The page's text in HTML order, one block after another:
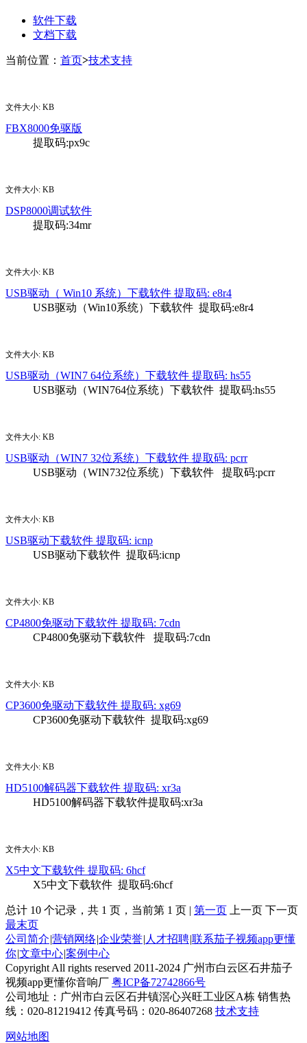
软件下载
文档下载
当前位置： 首页>技术支持
文件大小: KB
FBX8000免驱版
提取码:px9c
文件大小: KB
DSP8000调试软件
提取码:34mr
文件大小: KB
USB驱动（ Win10 系统）下载软件 提取码: e8r4
USB驱动（Win10系统）下载软件 提取码:e8r4
文件大小: KB
USB驱动（WIN7 64位系统）下载软件 提取码: hs55
USB驱动（WIN764位系统）下载软件 提取码:hs55
文件大小: KB
USB驱动（WIN7 32位系统）下载软件 提取码: pcrr
USB驱动（WIN732位系统）下载软件 提取码:pcrr
文件大小: KB
USB驱动下载软件 提取码: icnp
USB驱动下载软件 提取码:icnp
文件大小: KB
CP4800免驱动下载软件 提取码: 7cdn
CP4800免驱动下载软件 提取码:7cdn
文件大小: KB
CP3600免驱动下载软件 提取码: xg69
CP3600免驱动下载软件 提取码:xg69
文件大小: KB
HD5100解码器下载软件 提取码: xr3a
HD5100解码器下载软件提取码:xr3a
文件大小: KB
X5中文下载软件 提取码: 6hcf
X5中文下载软件 提取码:6hcf
总计 10 个记录，共 1 页，当前第 1 页 | 第一页 上一页 下一页
最末页
公司简介|营销网络|企业荣誉| 人才招聘|联系茄子视频app更懂
你|文章中心|案例中心
Copyright All rights reserved 2011-2024 广州市白云区石井茄子
视频app更懂你音响厂 粤ICP备72742866号
公司地址：广州市白云区石井镇滘心兴旺工业区A栋 销售热
线：020-81219412 传真号码：020-86407268 技术支持
网站地图